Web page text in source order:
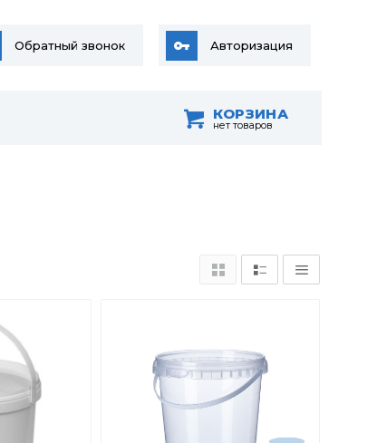
Обратный звонок Авторизация
КОРЗИНА
нет товаров